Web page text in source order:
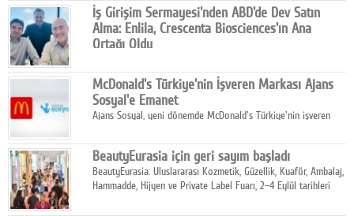
İş Girişim Sermayesi'nden ABD'de Dev Satın
Alma: Enlila, Crescenta Biosciences'ın Ana
Ortağı Oldu
stratejisini uluslararası ölçeğe taşıyan satın alma hamlesini
tamamladı.
McDonald's Türkiye'nin İşveren Markası Ajans
Sosyal'e Emanet
Ajans Sosyal, yeni dönemde McDonald's Türkiye'nin işveren
BeautyEurasia için geri sayım başladı
BeautyEurasia: Uluslararası Kozmetik, Güzellik, Kuaför, Ambalaj,
Hammadde, Hijyen ve Private Label Fuarı, 2–4 Eylül tarihleri